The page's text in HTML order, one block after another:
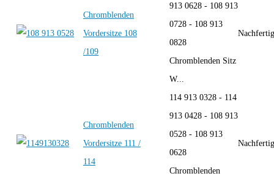
Chromblenden
Vordersitze 108
/109
913 0628 - 108 913
0728 - 108 913
0828
Chromblenden Sitz
W...
Chromblenden
Vordersitze 111 /
114
114 913 0328 - 114
913 0428 - 108 913
0528 - 108 913
0628
Chromblenden